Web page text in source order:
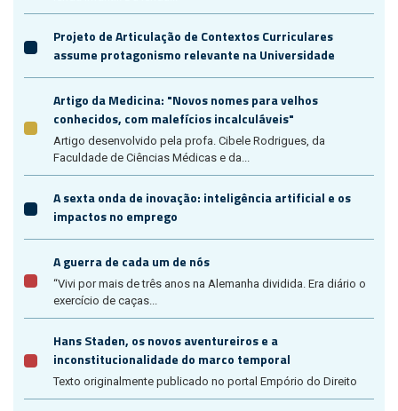
Projeto de Articulação de Contextos Curriculares
assume protagonismo relevante na Universidade
Artigo da Medicina: "Novos nomes para velhos
conhecidos, com malefícios incalculáveis"
Artigo desenvolvido pela profa. Cibele Rodrigues, da
Faculdade de Ciências Médicas e da...
A sexta onda de inovação: inteligência artificial e os
impactos no emprego
A guerra de cada um de nós
“Vivi por mais de três anos na Alemanha dividida. Era diário o
exercício de caças...
Hans Staden, os novos aventureiros e a
inconstitucionalidade do marco temporal
Texto originalmente publicado no portal Empório do Direito